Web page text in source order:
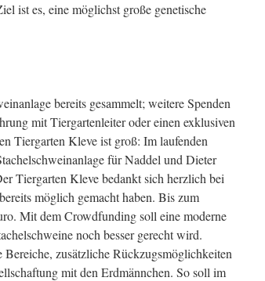
ist es, eine möglichst große genetische
bereits gesammelt; weitere Spenden
mit Tiergartenleiter oder einen exklusiven
Tiergarten Kleve ist groß: Im laufenden
für Naddel und Dieter
Tiergarten Kleve bedankt sich herzlich bei
möglich gemacht haben. Bis zum
Mit dem Crowdfunding soll eine moderne
noch besser gerecht wird.
zusätzliche Rückzugsmöglichkeiten
mit den Erdmännchen. So soll im